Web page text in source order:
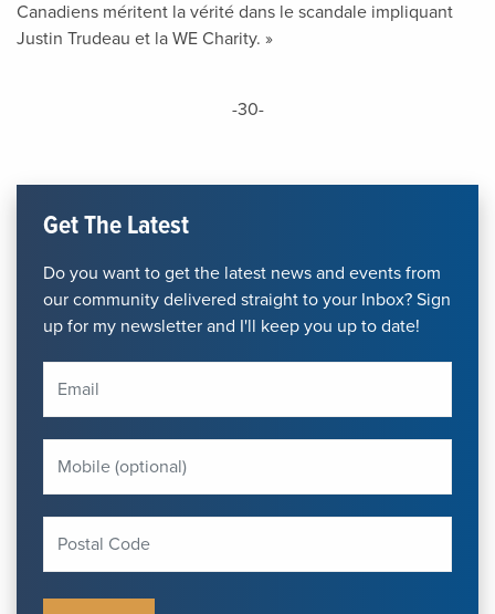
Canadiens méritent la vérité dans le scandale impliquant
Justin Trudeau et la WE Charity. »
-30-
Get The Latest
Do you want to get the latest news and events from
our community delivered straight to your Inbox? Sign
up for my newsletter and I'll keep you up to date!